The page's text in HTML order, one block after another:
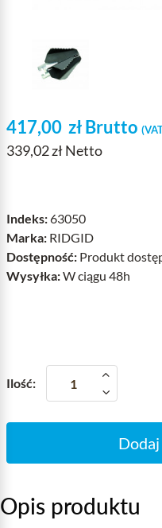
417,00 złBrutto
339,02 zł Netto
Indeks:63050
Marka: RIDGID
Dostępność: Produkt
Wysyłka:W ciągu 48h
Ilość:
Opis produktu